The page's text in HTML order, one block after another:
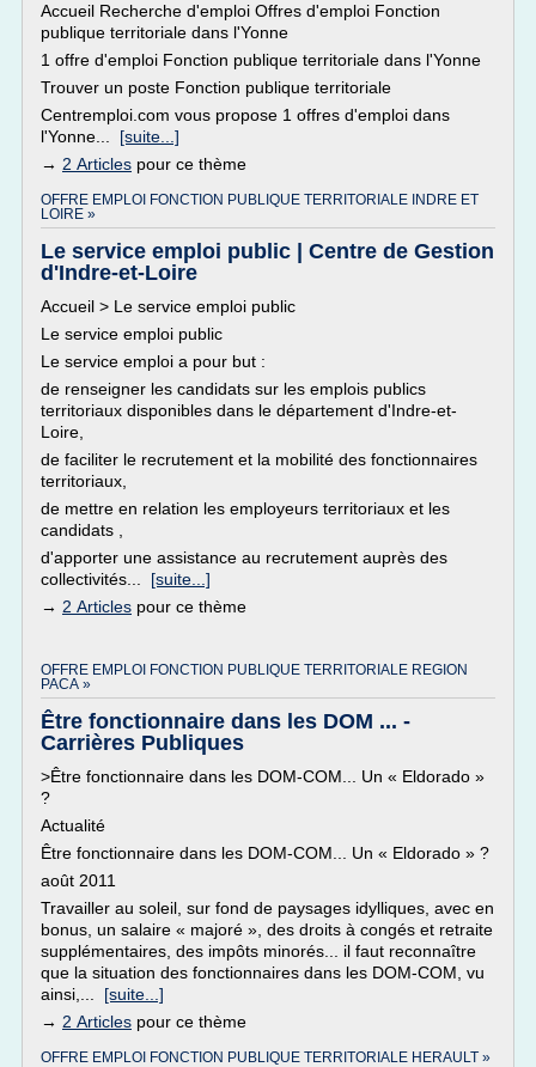
Accueil Recherche d'emploi Offres d'emploi Fonction
publique territoriale dans l'Yonne
1 offre d'emploi Fonction publique territoriale dans l'Yonne
Trouver un poste Fonction publique territoriale
Centremploi.com vous propose 1 offres d'emploi dans
l'Yonne... [suite...]
→ 2 Articles pour ce thème
OFFRE EMPLOI FONCTION PUBLIQUE TERRITORIALE INDRE ET
LOIRE »
Le service emploi public | Centre de Gestion
d'Indre-et-Loire
Accueil > Le service emploi public
Le service emploi public
Le service emploi a pour but :
de renseigner les candidats sur les emplois publics
territoriaux disponibles dans le département d'Indre-et-
Loire,
de faciliter le recrutement et la mobilité des fonctionnaires
territoriaux,
de mettre en relation les employeurs territoriaux et les
candidats ,
d'apporter une assistance au recrutement auprès des
collectivités... [suite...]
→ 2 Articles pour ce thème
OFFRE EMPLOI FONCTION PUBLIQUE TERRITORIALE REGION
PACA »
Être fonctionnaire dans les DOM ... -
Carrières Publiques
>Être fonctionnaire dans les DOM-COM... Un « Eldorado »
?
Actualité
Être fonctionnaire dans les DOM-COM... Un « Eldorado » ?
août 2011
Travailler au soleil, sur fond de paysages idylliques, avec en
bonus, un salaire « majoré », des droits à congés et retraite
supplémentaires, des impôts minorés... il faut reconnaître
que la situation des fonctionnaires dans les DOM-COM, vu
ainsi,... [suite...]
→ 2 Articles pour ce thème
OFFRE EMPLOI FONCTION PUBLIQUE TERRITORIALE HERAULT »